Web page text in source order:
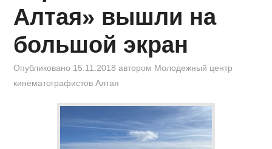
Алтая» вышли на
большой экран
Опубликовано 15.11.2018 автором Молодежный центр
кинематографистов Алтая